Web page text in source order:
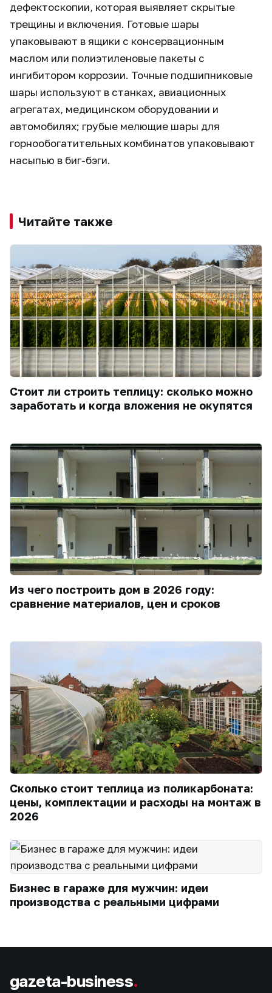
дефектоскопии, которая выявляет скрытые
трещины и включения. Готовые шары
упаковывают в ящики с консервационным
маслом или полиэтиленовые пакеты с
ингибитором коррозии. Точные подшипниковые
шары используют в станках, авиационных
агрегатах, медицинском оборудовании и
автомобилях; грубые мелющие шары для
горнообогатительных комбинатов упаковывают
насыпью в биг-бэги.
Читайте также
Стоит ли строить теплицу: сколько можно
заработать и когда вложения не окупятся
Из чего построить дом в 2026 году:
сравнение материалов, цен и сроков
Сколько стоит теплица из поликарбоната:
цены, комплектации и расходы на монтаж в
2026
Бизнес в гараже для мужчин: идеи
производства с реальными цифрами
gazeta-business.